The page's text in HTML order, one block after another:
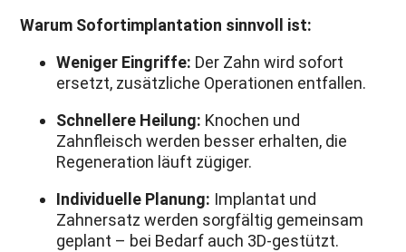
Warum Sofortimplantation sinnvoll ist:
Weniger Eingriffe: Der Zahn wird sofort
ersetzt, zusätzliche Operationen entfallen.
Schnellere Heilung: Knochen und
Zahnfleisch werden besser erhalten, die
Regeneration läuft zügiger.
Individuelle Planung: Implantat und
Zahnersatz werden sorgfältig gemeinsam
geplant – bei Bedarf auch 3D-gestützt.